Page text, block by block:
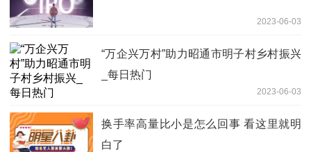
2023-06-03
“万企兴万村”助力昭通市明子村乡村振兴
_每日热门
2023-06-03
换手率高量比小是怎么回事 看这里就明
白了